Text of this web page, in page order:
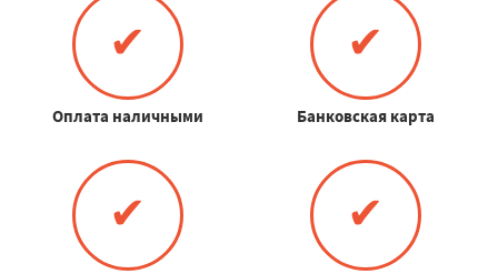
✔
Оплата наличными
✔
Банковская карта
✔ ✔